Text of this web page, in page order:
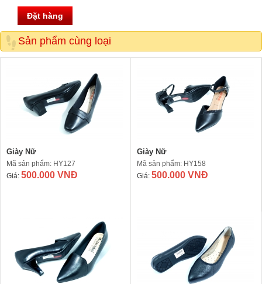
Đặt hàng
Sản phẩm cùng loại
Giày Nữ
Mã sản phẩm: HY127
Giá: 500.000 VNĐ
Giày Nữ
Mã sản phẩm: HY158
Giá: 500.000 VNĐ